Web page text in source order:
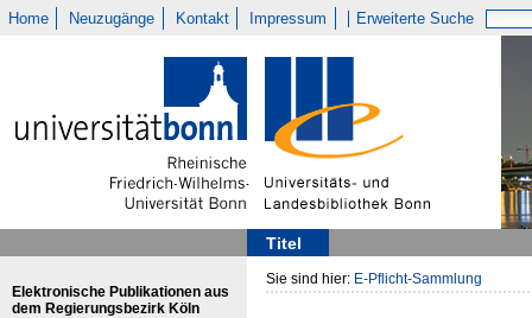
Home Neuzugänge Kontakt Impressum Erweiterte Suche
Titel
Elektronische Publikationen aus
dem Regierungsbezirk Köln
Sie sind hier: E-Pflicht-Sammlung